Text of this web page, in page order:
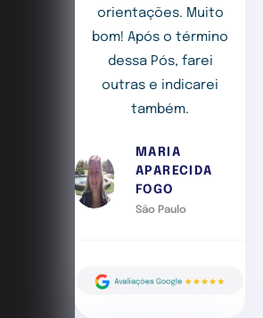
orientações. Muito
bom! Após o término
dessa Pós, farei
outras e indicarei
também.
MARIA
APARECIDA
FOGO
São Paulo